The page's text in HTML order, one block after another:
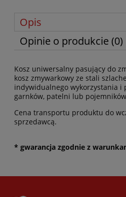
Opis
Opinie o produkcie (0)
Kosz uniwersalny pasujący do
kosz zmywarkowy ze stali
indywidualnego wykorzystania i
garnków, patelni lub
Cena transportu produktu do
sprzedawcą.
* gwarancja zgodnie z